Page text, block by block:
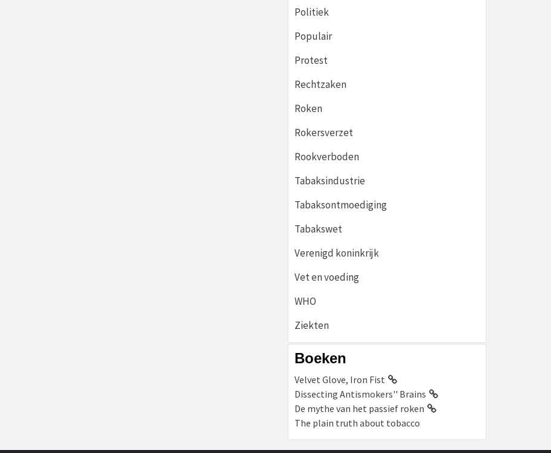
Politiek
Populair
Protest
Rechtzaken
Roken
Rokersverzet
Rookverboden
Tabaksindustrie
Tabaksontmoediging
Tabakswet
Verenigd koninkrijk
Vet en voeding
WHO
Ziekten
Boeken
Velvet Glove, Iron Fist
Dissecting Antismokers'' Brains
De mythe van het passief roken
The plain truth about tobacco